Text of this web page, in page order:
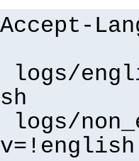
logs/
logs/